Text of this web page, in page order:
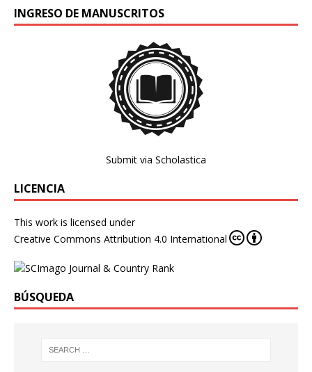
INGRESO DE MANUSCRITOS
Submit via Scholastica
LICENCIA
This work is licensed under
Creative Commons Attribution 4.0 International
BÚSQUEDA